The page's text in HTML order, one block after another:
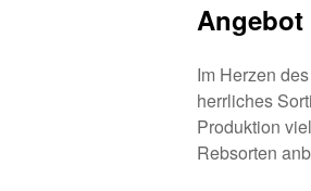
Angebot
Im Herzen
herrliches
Produktion
Rebsorten